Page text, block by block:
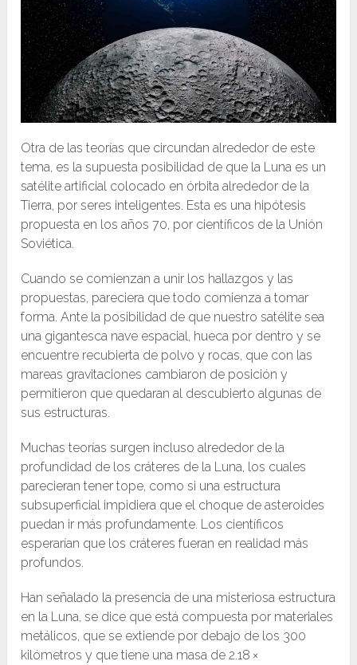
Otra de las teorías que circundan alrededor de este
tema, es la supuesta posibilidad de que la Luna es un
satélite artificial colocado en órbita alrededor de la
Tierra, por seres inteligentes. Esta es una hipótesis
propuesta en los años 70, por científicos de la Unión
Soviética.
Cuando se comienzan a unir los hallazgos y las
propuestas, pareciera que todo comienza a tomar
forma. Ante la posibilidad de que nuestro satélite sea
una gigantesca nave espacial, hueca por dentro y se
encuentre recubierta de polvo y rocas, que con las
mareas gravitaciones cambiaron de posición y
permitieron que quedaran al descubierto algunas de
sus estructuras.
Muchas teorías surgen incluso alrededor de la
profundidad de los cráteres de la Luna, los cuales
parecieran tener tope, como si una estructura
subsuperficial impidiera que el choque de asteroides
puedan ir más profundamente. Los científicos
esperarían que los cráteres fueran en realidad más
profundos.
Han señalado la presencia de una misteriosa estructura
en la Luna, se dice que está compuesta por materiales
metálicos, que se extiende por debajo de los 300
kilómetros y que tiene una masa de 2.18 ×